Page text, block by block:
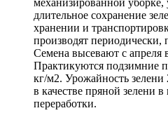
длительное сохранение
хранении и
производят периодически,
Семена высевают с апреля
Практикуются подзимние
кг/м2. Урожайность зелени
в качестве пряной зелени
переработки.